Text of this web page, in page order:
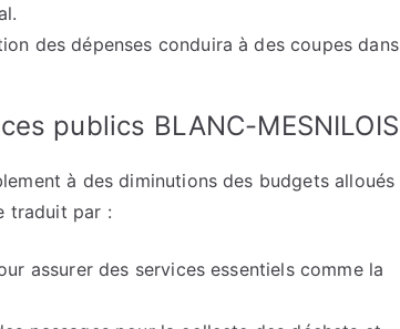
des dépenses conduira à des coupes dans
publics BLANC-MESNILOIS
à des diminutions des budgets alloués
traduit par :
assurer des services essentiels comme la